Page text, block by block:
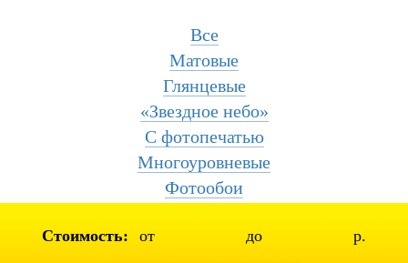
Все
Матовые
Глянцевые
«Звездное небо»
С фотопечатью
Многоуровневые
Фотообои
Стоимость: от до р.